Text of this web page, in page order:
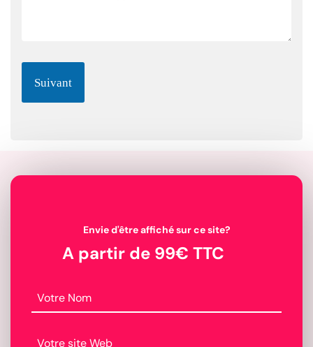
Suivant
Envie d'être affiché sur ce site?
A partir de 99€ TTC